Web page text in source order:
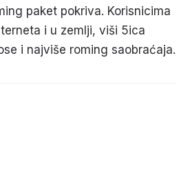
paket pokriva. Korisnicima
i u zemlji, viši 5ica
i najviše roming saobraćaja.